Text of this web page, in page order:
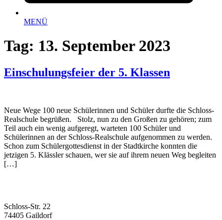
MENÜ
Tag: 13. September 2023
Einschulungsfeier der 5. Klassen
Neue Wege 100 neue Schülerinnen und Schüler durfte die Schloss-
Realschule begrüßen. Stolz, nun zu den Großen zu gehören; zum
Teil auch ein wenig aufgeregt, warteten 100 Schüler und
Schülerinnen an der Schloss-Realschule aufgenommen zu werden.
Schon zum Schülergottesdienst in der Stadtkirche konnten die
jetzigen 5. Klässler schauen, wer sie auf ihrem neuen Weg begleiten
[…]
Schloss-Str. 22
74405 Gaildorf